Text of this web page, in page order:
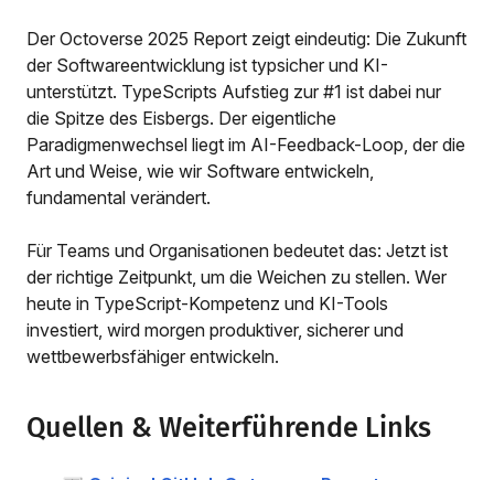
Der Octoverse 2025 Report zeigt eindeutig: Die Zukunft
der Softwareentwicklung ist typsicher und KI-
unterstützt. TypeScripts Aufstieg zur #1 ist dabei nur
die Spitze des Eisbergs. Der eigentliche
Paradigmenwechsel liegt im AI-Feedback-Loop, der die
Art und Weise, wie wir Software entwickeln,
fundamental verändert.
Für Teams und Organisationen bedeutet das: Jetzt ist
der richtige Zeitpunkt, um die Weichen zu stellen. Wer
heute in TypeScript-Kompetenz und KI-Tools
investiert, wird morgen produktiver, sicherer und
wettbewerbsfähiger entwickeln.
Quellen & Weiterführende Links